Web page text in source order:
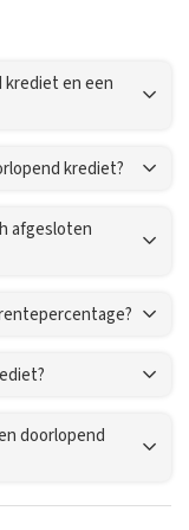
krediet en een
krediet?
afgesloten
doorlopend